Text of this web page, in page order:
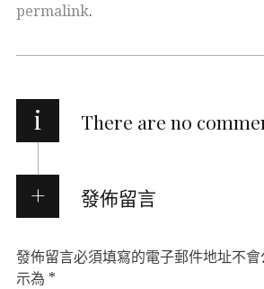
permalink.
i There are no
發佈留言
發佈留言必須填寫的電子郵件地址不會
示為 *